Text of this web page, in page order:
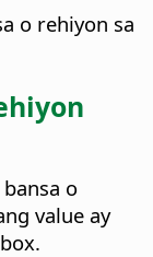
o rehiyon sa
o
value ay